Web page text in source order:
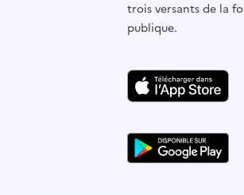
trois versants de la
publique.